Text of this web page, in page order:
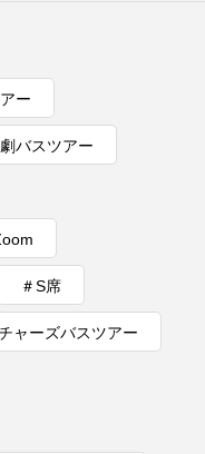
ー
バスツアー
＃S席
ャーズバスツアー